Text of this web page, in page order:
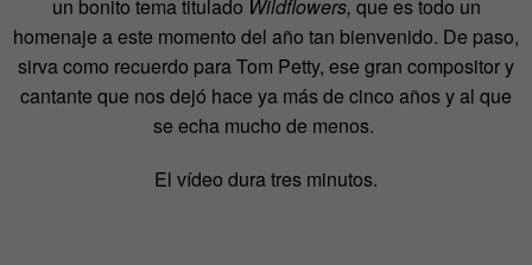
un bonito tema titulado Wildflowers, que es todo un
homenaje a este momento del año tan bienvenido. De paso,
sirva como recuerdo para Tom Petty, ese gran compositor y
cantante que nos dejó hace ya más de cinco años y al que
se echa mucho de menos.
El vídeo dura tres minutos.